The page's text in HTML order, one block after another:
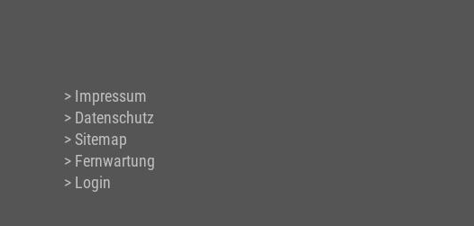
Impressum
Datenschutz
Sitemap
Fernwartung
Login